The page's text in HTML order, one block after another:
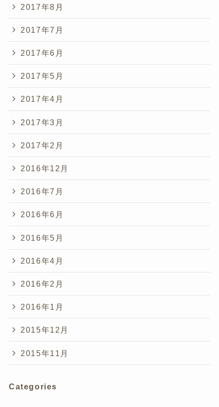
2017年8月
2017年7月
2017年6月
2017年5月
2017年4月
2017年3月
2017年2月
2016年12月
2016年7月
2016年6月
2016年5月
2016年4月
2016年2月
2016年1月
2015年12月
2015年11月
Categories